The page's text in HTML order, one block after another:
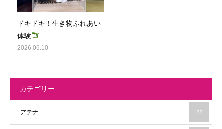
ドキドキ！生き物ふれあい
体験
2026.06.10
カテゴリー
アテナ 22